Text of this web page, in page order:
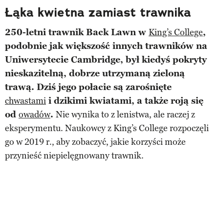
Łąka kwietna zamiast trawnika
250-letni trawnik Back Lawn w King’s College,
podobnie jak większość innych trawników na
Uniwersytecie Cambridge, był kiedyś pokryty
nieskazitelną, dobrze utrzymaną zieloną
trawą. Dziś jego połacie są zarośnięte
chwastami i dzikimi kwiatami, a także roją się
od owadów. Nie wynika to z lenistwa, ale raczej z
eksperymentu. Naukowcy z King’s College rozpoczęli
go w 2019 r., aby zobaczyć, jakie korzyści może
przynieść niepielęgnowany trawnik.